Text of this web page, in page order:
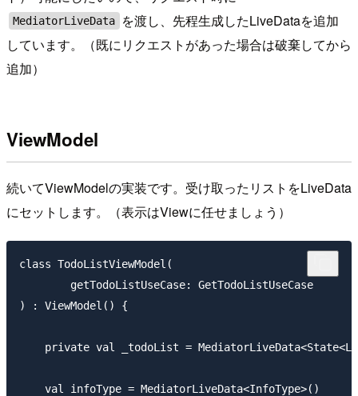
MediatorLiveData
を渡し、先程生成したLiveDataを追加
しています。（既にリクエストがあった場合は破棄してから
追加）
ViewModel
続いてViewModelの実装です。受け取ったリストをLiveData
にセットします。（表示はViewに任せましょう）
class TodoListViewModel(
        getTodoListUseCase: GetTodoListUseCase
) : ViewModel() {
private val _todoList =
    val infoType = MediatorLiveData<InfoType>()